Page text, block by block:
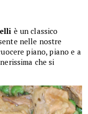
è un classico
nelle nostre
piano, piano e a
che si